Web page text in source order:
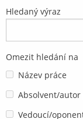
Hledaný výraz
Omezit hledání na
Název práce
Absolvent/autor
Vedoucí/